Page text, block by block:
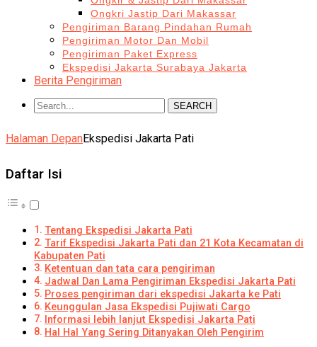
Ongkri Jastip Dari Makassar
Pengiriman Barang Pindahan Rumah
Pengiriman Motor Dan Mobil
Pengiriman Paket Express
Ekspedisi Jakarta Surabaya Jakarta
Berita Pengiriman
SEARCH
Halaman DepanEkspedisi Jakarta Pati
Daftar Isi
Tentang Ekspedisi Jakarta Pati
Tarif Ekspedisi Jakarta Pati dan 21 Kota Kecamatan di
Kabupaten Pati
Ketentuan dan tata cara pengiriman
Jadwal Dan Lama Pengiriman Ekspedisi Jakarta Pati
Proses pengiriman dari ekspedisi Jakarta ke Pati
Keunggulan Jasa Ekspedisi Pujiwati Cargo
Informasi lebih lanjut Ekspedisi Jakarta Pati
Hal Hal Yang Sering Ditanyakan Oleh Pengirim